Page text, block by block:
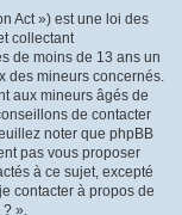
Act ») est une loi des
collectant
de moins de 13 ans un
des mineurs concernés.
aux mineurs âgés de
de contacter
noter que phpBB
pas vous proposer
à ce sujet, excepté
contacter à propos de
? ».